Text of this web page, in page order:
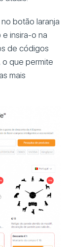
botão laranja
insira-o na
de códigos
o que permite
mais